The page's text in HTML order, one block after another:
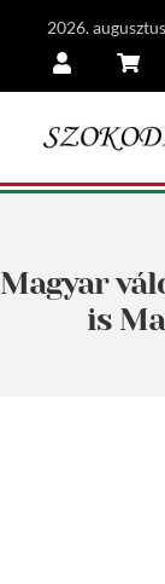
2026.
Magyar
is